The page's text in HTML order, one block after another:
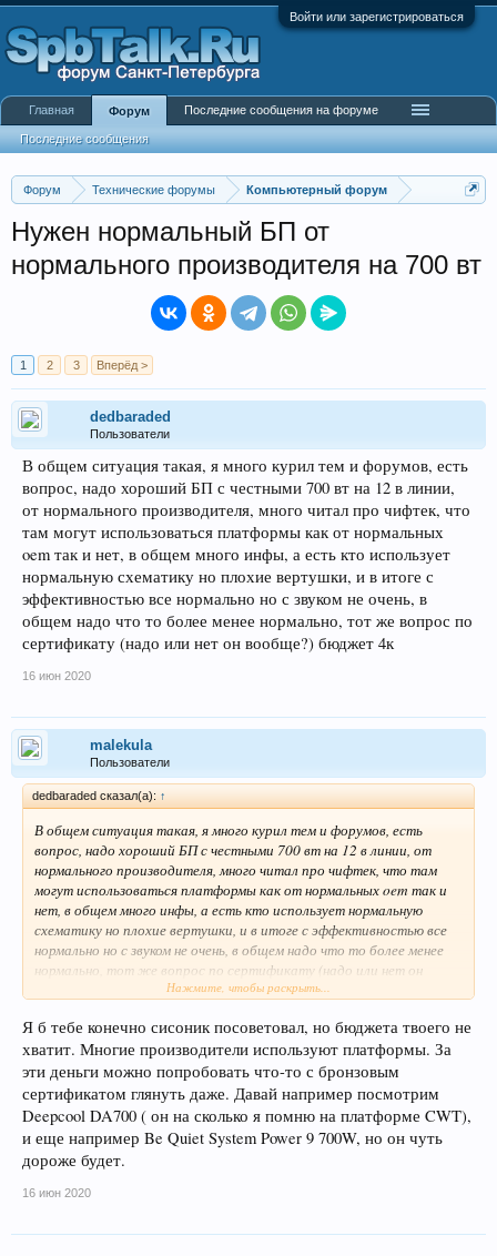
Войти или зарегистрироваться
Форум Технические форумы Компьютерный форум
Нужен нормальный БП от
нормального производителя на 700 вт
1 2 3 Вперёд >
dedbaraded
Пользователи
В общем ситуация такая, я много курил тем и форумов, есть
вопрос, надо хороший БП с честными 700 вт на 12 в линии,
от нормального производителя, много читал про чифтек, что
там могут использоваться платформы как от нормальных
oem так и нет, в общем много инфы, а есть кто использует
нормальную схематику но плохие вертушки, и в итоге с
эффективностью все нормально но с звуком не очень, в
общем надо что то более менее нормально, тот же вопрос по
сертификату (надо или нет он вообще?) бюджет 4к
16 июн 2020
malekula
Пользователи
dedbaraded сказал(а): ↑
В общем ситуация такая, я много курил тем и форумов, есть
вопрос, надо хороший БП с честными 700 вт на 12 в линии, от
нормального производителя, много читал про чифтек, что там
могут использоваться платформы как от нормальных oem так и
нет, в общем много инфы, а есть кто использует нормальную
схематику но плохие вертушки, и в итоге с эффективностью все
нормально но с звуком не очень, в общем надо что то более менее
нормально, тот же вопрос по сертификату (надо или нет он
вообще?) бюджет 4кНажмите, чтобы раскрыть...
Я б тебе конечно сисоник посоветовал, но бюджета твоего не
хватит. Многие производители используют платформы. За
эти деньги можно попробовать что-то с бронзовым
сертификатом глянуть даже. Давай например посмотрим
Deepcool DA700 ( он на сколько я помню на платформе CWT),
и еще например Be Quiet System Power 9 700W, но он чуть
дороже будет.
16 июн 2020
Главная Форум
Последние сообщения
Последние сообщения на форуме